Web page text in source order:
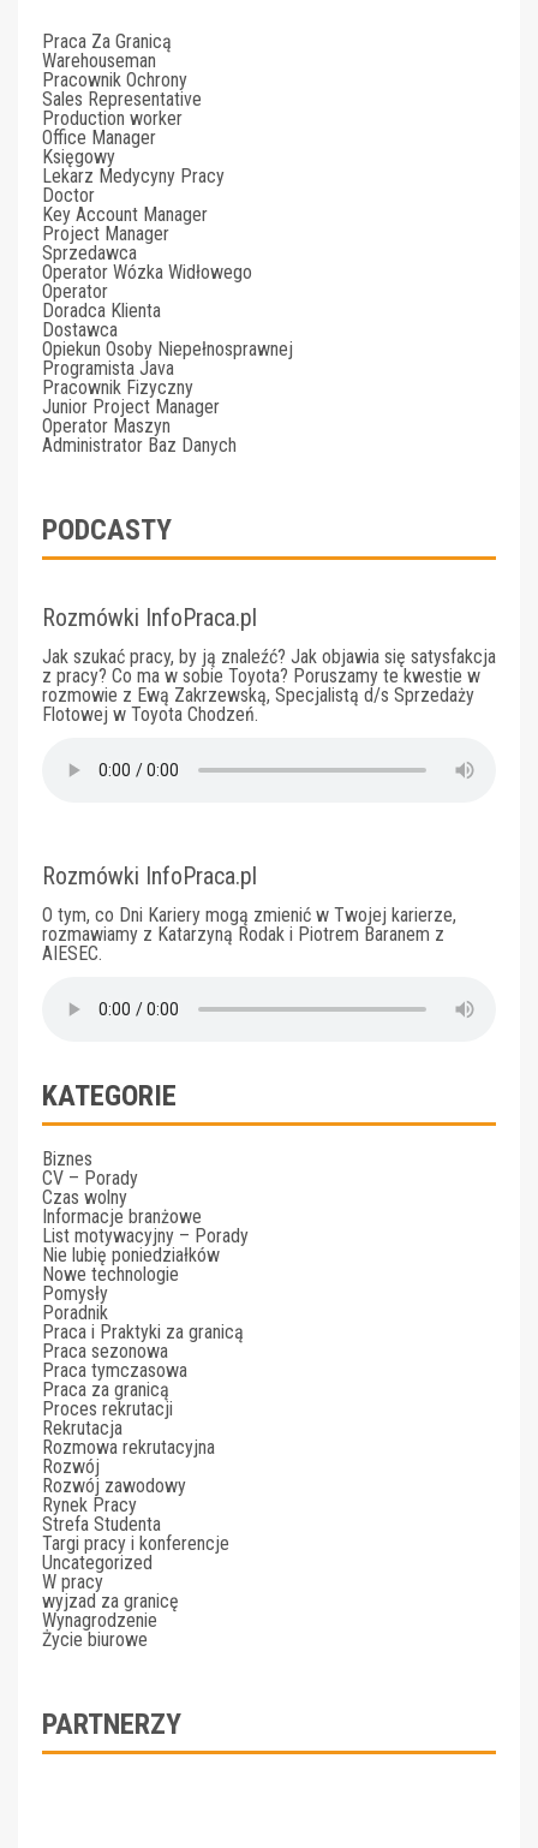
Praca Za Granicą
Warehouseman
Pracownik Ochrony
Sales Representative
Production worker
Office Manager
Księgowy
Lekarz Medycyny Pracy
Doctor
Key Account Manager
Project Manager
Sprzedawca
Operator Wózka Widłowego
Operator
Doradca Klienta
Dostawca
Opiekun Osoby Niepełnosprawnej
Programista Java
Pracownik Fizyczny
Junior Project Manager
Operator Maszyn
Administrator Baz Danych
PODCASTY
Rozmówki InfoPraca.pl
Jak szukać pracy, by ją znaleźć? Jak objawia się satysfakcja
z pracy? Co ma w sobie Toyota? Poruszamy te kwestie w
rozmowie z Ewą Zakrzewską, Specjalistą d/s Sprzedaży
Flotowej w Toyota Chodzeń.
Rozmówki InfoPraca.pl
O tym, co Dni Kariery mogą zmienić w Twojej karierze,
rozmawiamy z Katarzyną Rodak i Piotrem Baranem z
AIESEC.
KATEGORIE
Biznes
CV – Porady
Czas wolny
Informacje branżowe
List motywacyjny – Porady
Nie lubię poniedziałków
Nowe technologie
Pomysły
Poradnik
Praca i Praktyki za granicą
Praca sezonowa
Praca tymczasowa
Praca za granicą
Proces rekrutacji
Rekrutacja
Rozmowa rekrutacyjna
Rozwój
Rozwój zawodowy
Rynek Pracy
Strefa Studenta
Targi pracy i konferencje
Uncategorized
W pracy
wyjzad za granicę
Wynagrodzenie
Życie biurowe
PARTNERZY